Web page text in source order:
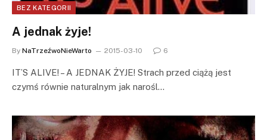
BEZ KATEGORII
A jednak żyje!
By NaTrzeźwoNieWarto 2015-03-10 6
IT’S ALIVE! – A JEDNAK ŻYJE! Strach przed ciążą jest
czymś równie naturalnym jak narośl…